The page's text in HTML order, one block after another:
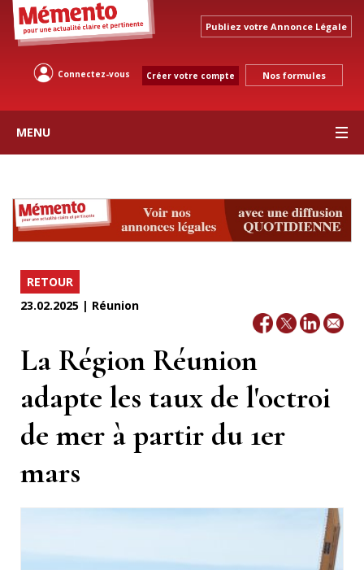
Publiez votre Annonce Légale
Connectez-vous Créer votre compte Nos formules
MENU
RETOUR
23.02.2025 | Réunion
La Région Réunion
adapte les taux de l'octroi
de mer à partir du 1er
mars